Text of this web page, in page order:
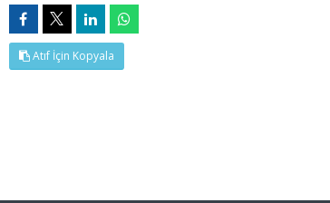
Atıf İçin Kopyala